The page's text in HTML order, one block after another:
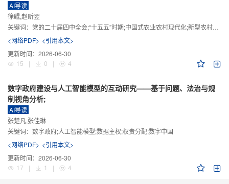
AI导读
徐鲲,赵昕翌
关键词： 党的二十届四中全会;“十五五”时期;中国式农业农村现代化;新型农村集体经济;城乡融合发展;新质生产力
<网络PDF> <引用本文>
更新时间： 2026-06-30
15
| 0 | 4
数字政府建设与人工智能模型的互动研究——基于问题、法治与规
制视角分析;
AI导读
张楚凡,张佳琳
关键词： 数字政府;人工智能模型;数据主权;权责分配;数字中国
<网络PDF> <引用本文>
更新时间： 2026-06-30
17
| 1 | 4